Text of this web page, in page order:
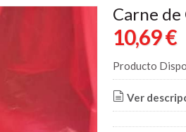
Carne de
10,69 €
Producto
Ver